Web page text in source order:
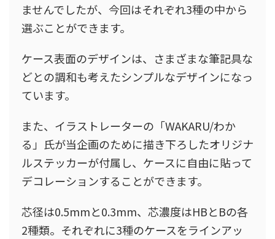
ませんでしたが、今回はそれぞれ3種の中から
選ぶことができます。
ケース表面のデザインは、さまざまな筆記具な
どとの調和も考えたシンプルなデザインになっ
ています。
また、イラストレーターの「WAKARU/わか
る」氏が当企画のために描き下ろしたオリジナ
ルステッカーが付属し、ケースに自由に貼って
デコレーションすることができます。
芯径は0.5mmと0.3mm、芯濃度はHBとBの各
2種類。それぞれに3種のケースをラインアッ